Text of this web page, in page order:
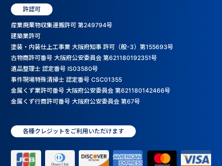
許認可
産業廃棄物収集運搬許可 第249794号
建築業許可
塗装・内装仕上工事業 大阪府知事 許可（般-3）第155693号
古物商許可番号 大阪府公安委員会 第621180192351号
遺品整理士 認定番号 IS03580号
事件現場特殊清掃士 認定番号 CSC01355
金属くず業許可番号 大阪府公安委員会 第621180142466号
金属くず行商許可番号 大阪府公安委員会 第67号
各種クレジットをご利用いただけます